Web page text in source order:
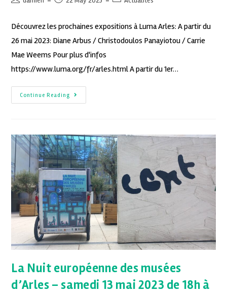
Découvrez les prochaines expositions à Luma Arles: A partir du
26 mai 2023: Diane Arbus / Christodoulos Panayiotou / Carrie
Mae Weems Pour plus d'infos
https://www.luma.org/fr/arles.html A partir du 1er…
Continue Reading
La Nuit européenne des musées
d’Arles – samedi 13 mai 2023 de 18h à